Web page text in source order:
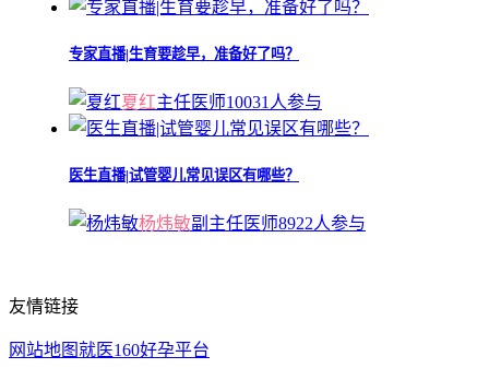
专家直播|生育要趁早，准备好了吗？
夏红主任医师10031人参与
医生直播|试管婴儿常见误区有哪些？
杨炜敏副主任医师8922人参与
友情链接
网站地图就医160好孕平台